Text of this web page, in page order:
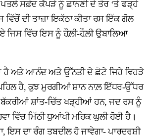
ਸਫ਼ੇਦ ਕੱਪੜੇ ਨੂੰ ਛਾਨਣੀ ਦੇ ਤੌਰ ‘ਤੇ ਫੜ੍ਹੇ
ਦੀ ਤਾਜ਼ਾ ਇਕੱਠਾ ਕੀਤਾ ਰਸ ਇੱਕ ਗੋਲ
ਜਿਸ ਵਿੱਚ ਇਸ ਨੂੰ ਹੌਲ਼ੀ-ਹੌਲ਼ੀ ਉਬਾਲਿਆ
ਹੈ ਅਤੇ ਆਨੰਦ ਅਤੇ ਉੱਨਤੀ ਦੇ ਛੋਟੇ ਜਿਹੇ ਵਿਹੜੇ
ਹੈ, ਕੁਝ ਮੁਰਗੀਆਂ ਸ਼ਾਨ ਨਾਲ਼ ਇੱਧਰ-ਉੱਧਰ
ਸ਼ਾਂਤ-ਚਿੱਤ ਖੜ੍ਹੀਆਂ ਹਨ, ਜਦ ਰਸ ਨੂੰ
ਵਿੱਚ ਮਿੱਠੀ ਧੁਆਂਖੀ ਮਹਿਕ ਘੁਲੀ ਹੋਈ ਹੈ।
ਇਸ ਦਾ ਰੰਗ ਤਬਦੀਲ ਹੋ ਜਾਵੇਗਾ- ਪਾਰਦਰਸ਼ੀ